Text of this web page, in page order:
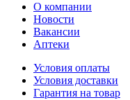
О компании
Новости
Вакансии
Аптеки
Условия оплаты
Условия доставки
Гарантия на товар